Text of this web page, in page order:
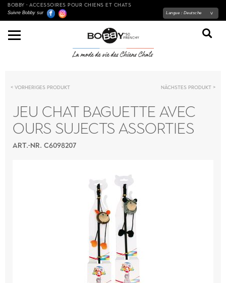
BOBBY - ACCESSOIRES POUR CHIENS ET CHATS
Suivre Bobby sur Langue : Deutsche
Vorheriges Produkt Nächstes Produkt
JEU CHAT BAGUETTE AVEC
OURS SUJECTS ASSORTIES
ART.-NR. C6098207